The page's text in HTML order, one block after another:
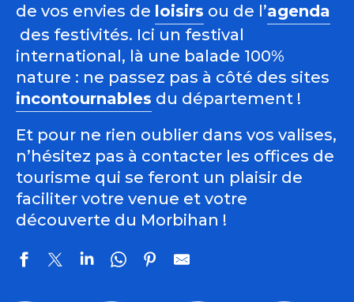
de vos envies de loisirs ou de l’agenda
des festivités. Ici un festival
international, là une balade 100%
nature : ne passez pas à côté des sites
incontournables du département !
Et pour ne rien oublier dans vos valises,
n’hésitez pas à contacter les offices de
tourisme qui se feront un plaisir de
faciliter votre venue et votre
découverte du Morbihan !